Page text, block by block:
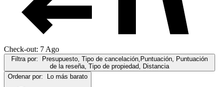
Check-out: 7 Ago
Filtra por:
Presupuesto, Tipo de cancelación,Puntuación, Puntuación
de la reseña, Tipo de propiedad, Distancia
Ordenar por:
Lo más barato